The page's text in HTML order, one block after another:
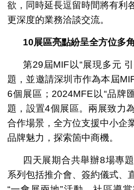
欲，同時延長逗留時間將有利
更深度的業務洽談交流。
10展區亮點紛呈全方位多
第29屆MIF以“展現多元
題，並邀請深圳市作為本屆
6個展區；2024MFE以“品牌
題，設置4個展區。兩展致力
合作場景，全方位支援中小企
品牌魅力，探索箇中商機。
四天展期合共舉辦8場專
系列包括推介會、簽約儀式、